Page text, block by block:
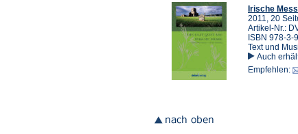
Irische
2011, 20
Artikel-Nr.:
ISBN 978-3-
Text und
Auch
Empfehlen: